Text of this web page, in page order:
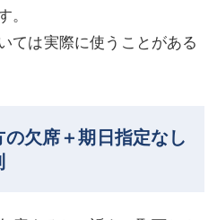
ては実際に使うことがある
欠席＋期日指定なし